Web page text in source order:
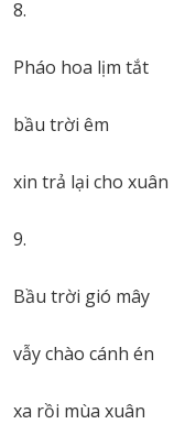
8.
Pháo hoa lịm tắt
bầu trời êm
xin trả lại cho xuân
9.
Bầu trời gió mây
vẫy chào cánh én
xa rồi mùa xuân